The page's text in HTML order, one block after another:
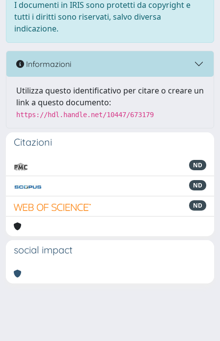
I documenti in IRIS sono protetti da copyright e
tutti i diritti sono riservati, salvo diversa
indicazione.
Informazioni
Utilizza questo identificativo per citare o creare un
link a questo documento:
https://hdl.handle.net/10447/673179
Citazioni
ND
ND
ND
social impact